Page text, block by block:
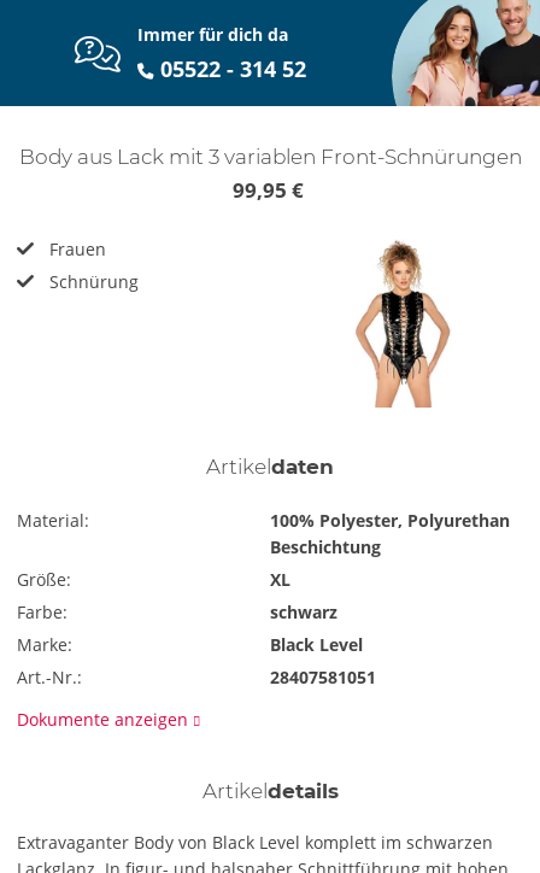
Immer für dich da
05522 - 314 52
Body aus Lack mit 3 variablen Front-Schnürungen
99,95 €
Frauen
Schnürung
Artikel daten
Material:
100% Polyester, Polyurethan
Beschichtung
Größe:
XL
Farbe:
schwarz
Marke:
Black Level
Art.-Nr.:
28407581051
Dokumente anzeigen
Artikel details
Extravaganter Body von Black Level komplett im schwarzen